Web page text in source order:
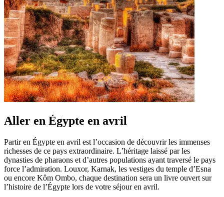
Aller en Égypte en avril
Partir en Égypte en avril est l’occasion de découvrir les immenses
richesses de ce pays extraordinaire. L’héritage laissé par les
dynasties de pharaons et d’autres populations ayant traversé le pays
force l’admiration. Louxor, Karnak, les vestiges du temple d’Esna
ou encore Kôm Ombo, chaque destination sera un livre ouvert sur
l’histoire de l’Égypte lors de votre séjour en avril.